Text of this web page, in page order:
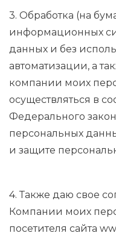
3. Обработка (на
информационных
данных и без
автоматизации, а
компании моих
осуществляться в
Федерального
персональных
и защите
4. Также даю свое
Компании моих
посетителя сайта